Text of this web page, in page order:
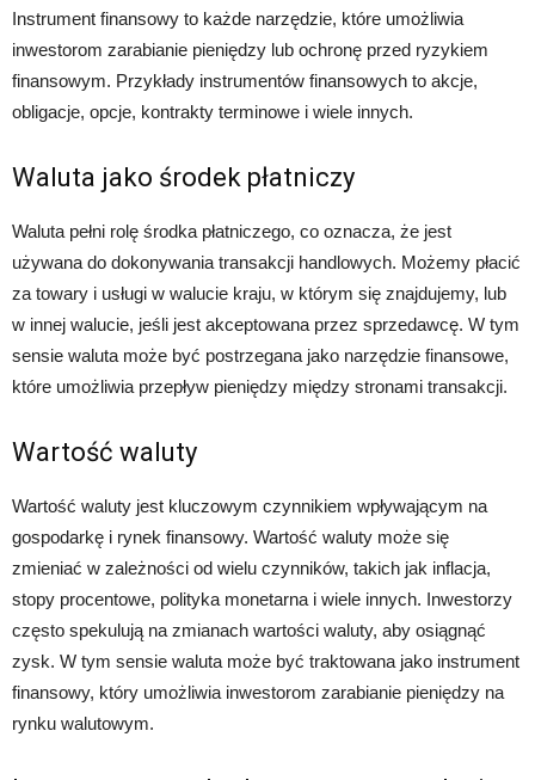
Instrument finansowy to każde narzędzie, które umożliwia
inwestorom zarabianie pieniędzy lub ochronę przed ryzykiem
finansowym. Przykłady instrumentów finansowych to akcje,
obligacje, opcje, kontrakty terminowe i wiele innych.
Waluta jako środek płatniczy
Waluta pełni rolę środka płatniczego, co oznacza, że jest
używana do dokonywania transakcji handlowych. Możemy płacić
za towary i usługi w walucie kraju, w którym się znajdujemy, lub
w innej walucie, jeśli jest akceptowana przez sprzedawcę. W tym
sensie waluta może być postrzegana jako narzędzie finansowe,
które umożliwia przepływ pieniędzy między stronami transakcji.
Wartość waluty
Wartość waluty jest kluczowym czynnikiem wpływającym na
gospodarkę i rynek finansowy. Wartość waluty może się
zmieniać w zależności od wielu czynników, takich jak inflacja,
stopy procentowe, polityka monetarna i wiele innych. Inwestorzy
często spekulują na zmianach wartości waluty, aby osiągnąć
zysk. W tym sensie waluta może być traktowana jako instrument
finansowy, który umożliwia inwestorom zarabianie pieniędzy na
rynku walutowym.